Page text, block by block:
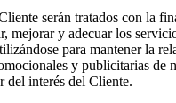
serán tratados con la
mejorar y adecuar los
para mantener la
y publicitarias de
del interés del Cliente.